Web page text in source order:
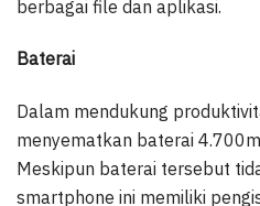
berbagai file dan aplikasi.
Baterai
Dalam mendukung
menyematkan baterai
Meskipun baterai tersebut
smartphone ini memiliki